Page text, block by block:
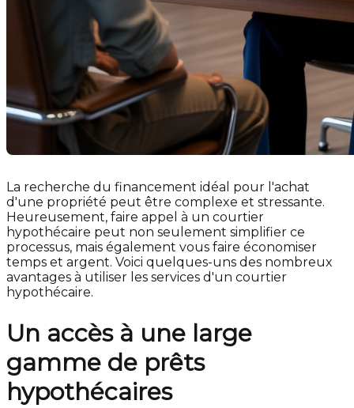
La recherche du financement idéal pour l'achat
d'une propriété peut être complexe et stressante.
Heureusement, faire appel à un courtier
hypothécaire peut non seulement simplifier ce
processus, mais également vous faire économiser
temps et argent. Voici quelques-uns des nombreux
avantages à utiliser les services d'un courtier
hypothécaire.
Un accès à une large
gamme de prêts
hypothécaires